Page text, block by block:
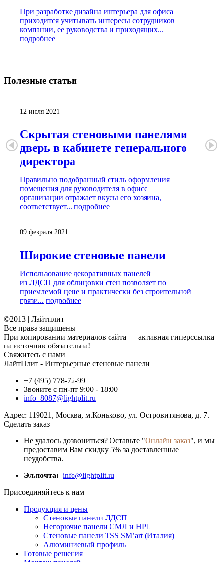
При разработке дизайна интерьера для офиса
приходится учитывать интересы сотрудников
компании, ее руководства и приходящих...
подробнее
Полезные статьи
12 июля 2021
Скрытая стеновыми панелями
дверь в кабинете генерального
директора
Правильно подобранный стиль оформления
помещения для руководителя в офисе
организации отражает вкусы его хозяина,
соответствует... подробнее
09 февраля 2021
Широкие стеновые панели
Использование декоративных панелей
из ЛДСП для облицовки стен позволяет по
приемлемой цене и практически без строительной
грязи... подробнее
©2013 | Лайтплит
Все права защищены
При копировании материалов сайта — активная гиперссылка
на источник обязательна!
Свяжитесь с нами
ЛайтПлит - Интерьерные стеновые панели
+7 (495) 778-72-99
Звоните с пн-пт 9:00 - 18:00
info+8087@lightplit.ru
Адрес: 119021 , Москва, м.Коньково, ул. Островитянова, д. 7.
Сделать заказ
Не удалось дозвониться? Оставьте "Онлайн заказ", и мы
предоставим Вам скидку 5% за доставленные
неудобства.
Эл.почта: info@lightplit.ru
Присоединяйтесь к нам
Продукция и цены
Стеновые панели ЛДСП
Негорючие панели СМЛ и HPL
Стеновые панели TSS SM’art (Италия)
Алюминиевый профиль
Готовые решения